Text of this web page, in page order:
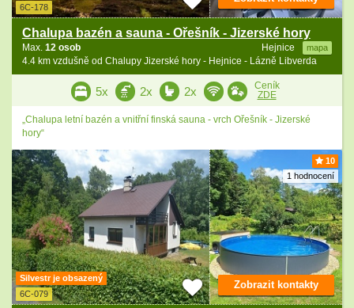
6C-178
Chalupa bazén a sauna - Ořešník - Jizerské hory
Hejnice mapa
Max. 12 osob
4.4 km vzdušně od Chalupy Jizerské hory - Hejnice - Lázně Libverda
5x 2x 2x
Ceník
ZDE
„Chalupa letní bazén a vnitřní finská sauna - vrch Ořešník - Jizerské
hory“
10
1 hodnocení
Silvestr je obsazený
6C-079
Zobrazit kontakty